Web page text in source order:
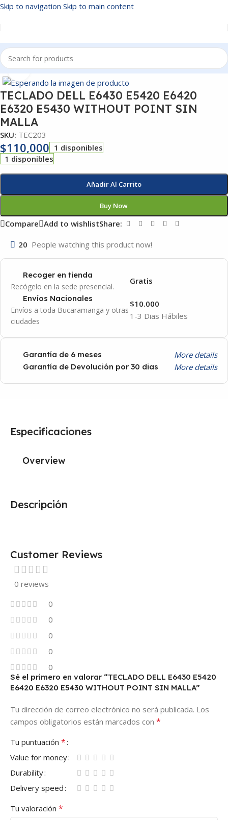
Skip to navigation Skip to main content
Inicio/TECLADOS
Click to enlarge
TECLADO DELL E6430 E5420 E6420
E6320 E5430 WITHOUT POINT SIN
MALLA
SKU: TEC203
$110,000 1 disponibles
1 disponibles
Añadir Al Carrito
Buy Now
Compare Add to wishlistShare:
20 People watching this product now!
Recoger en tienda
Recógelo en la sede presencial.
Gratis
Envíos Nacionales
Envíos a toda Bucaramanga y otras
ciudades
1-3 Dias Hábiles
$10.000
Garantía de 6 meses More details
Garantía de Devolución por 30 dias More details
Descripción
Especificaciones
Overview
Customer Reviews
0 reviews
0
0
0
0
0
Sé el primero en valorar “TECLADO DELL E6430 E5420
E6420 E6320 E5430 WITHOUT POINT SIN MALLA”
Tu dirección de correo electrónico no será publicada. Los
campos obligatorios están marcados con *
Tu puntuación *
Value for money
Durability
Delivery speed
Tu valoración *